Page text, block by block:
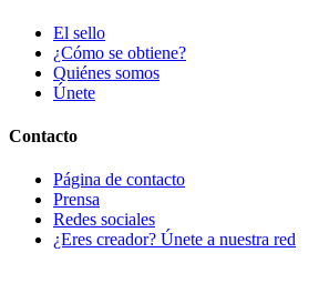
El sello
¿Cómo se obtiene?
Quiénes somos
Únete
Contacto
Página de contacto
Prensa
Redes sociales
¿Eres creador? Únete a nuestra red